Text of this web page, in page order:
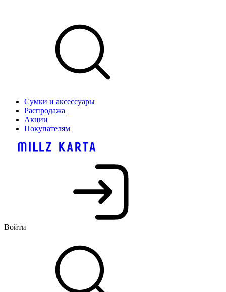
Сумки и аксессуары
Распродажа
Акции
Покупателям
Войти